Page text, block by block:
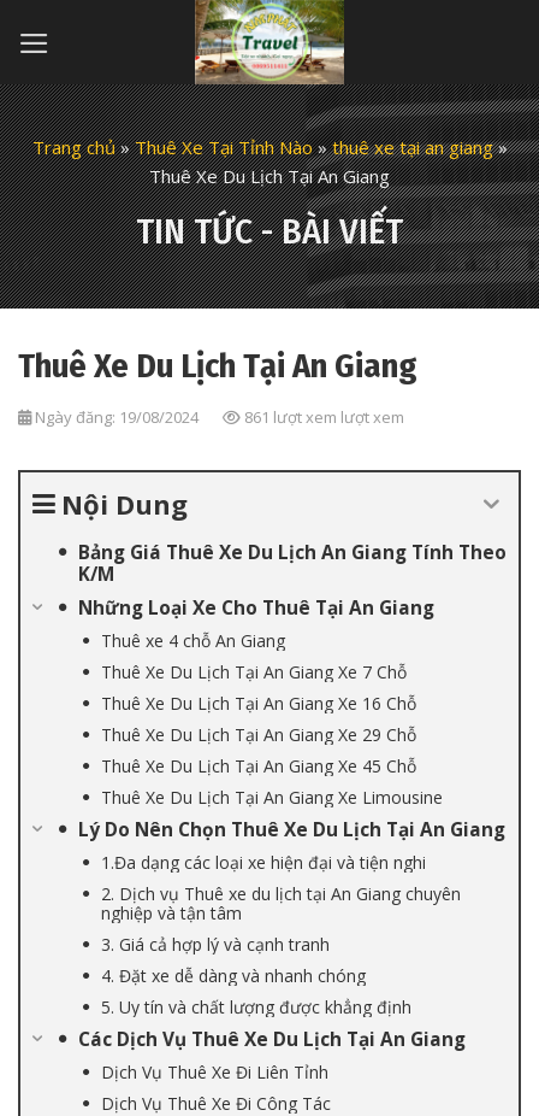
Trang chủ»Thuê Xe Tại Tỉnh Nào»thuê xe tại an giang»
Thuê Xe Du Lịch Tại An Giang
TIN TỨC - BÀI VIẾT
Thuê Xe Du Lịch Tại An Giang
Ngày đăng: 19/08/2024 861 lượt xem lượt xem
Nội Dung
Bảng Giá Thuê Xe Du Lịch An Giang Tính Theo
K/M
Những Loại Xe Cho Thuê Tại An Giang
Thuê xe 4 chỗ An Giang
Thuê Xe Du Lịch Tại An Giang Xe 7 Chỗ
Thuê Xe Du Lịch Tại An Giang Xe 16 Chỗ
Thuê Xe Du Lịch Tại An Giang Xe 29 Chỗ
Thuê Xe Du Lịch Tại An Giang Xe 45 Chỗ
Thuê Xe Du Lịch Tại An Giang Xe Limousine
Lý Do Nên Chọn Thuê Xe Du Lịch Tại An Giang
1.Đa dạng các loại xe hiện đại và tiện nghi
2. Dịch vụ Thuê xe du lịch tại An Giang chuyên
nghiệp và tận tâm
3. Giá cả hợp lý và cạnh tranh
4. Đặt xe dễ dàng và nhanh chóng
5. Uy tín và chất lượng được khẳng định
Các Dịch Vụ Thuê Xe Du Lịch Tại An Giang
Dịch Vụ Thuê Xe Đi Liên Tỉnh
Dịch Vụ Thuê Xe Đi Công Tác